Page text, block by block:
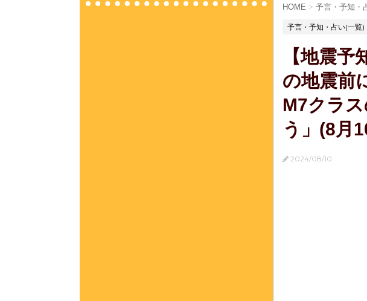
HOME > 予言・予知・
予言・予知・占い(一覧)
【地震
の地震前
M7クラ
う」(8月
2024/08/10